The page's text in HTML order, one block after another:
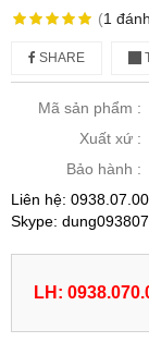
(1
SHARE
Mã sản phẩm :
Xuất xứ :
Bảo hành :
Liên hệ:
Skype:
LH: